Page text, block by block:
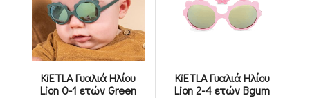
KiETLA Γυαλιά Ηλίου
Lion 0-1 ετών Green
KiETLA Γυαλιά Ηλίου
Lion 2-4 ετών Bgum